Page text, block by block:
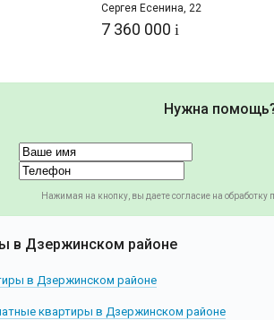
Сергея Есенина, 22
7 360 000 i
Нужна
Нажимая на кнопку, вы даете согласие на
в Дзержинском районе
в Дзержинском районе
квартиры в Дзержинском районе